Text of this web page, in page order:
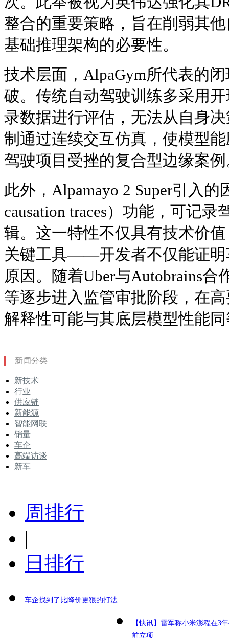
整合的重要策略，旨在削弱其
基础推理架构的必要性。
技术层面，AlpaGym所代表的
破。传统自动驾驶训练多采用
录数据进行评估，无法从自身
制通过连续交互仿真，使模型
驾驶项目受挫的复合型边缘案
此外，Alpamayo 2 Super引入
causation traces）功能，可记
辑。这一特性不仅具有技术价
关键工具——开发者不仅能证明
原因。随着Uber与Autobrains合
等逐步进入监管审批阶段，在
解释性可能与其底层模型性能
新闻分类
新技术
行业
供应链
新能源
智能网联
销量
车企
高端访谈
新车
周排行
|
日排行
车企找到了比降价更狠的打法
【快讯】雷军称小米澎程在3
前立项